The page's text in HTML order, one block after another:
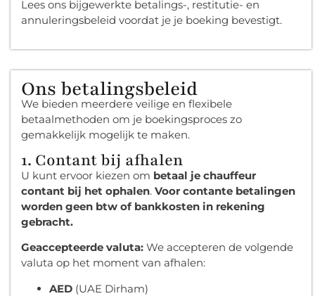
Lees ons bijgewerkte betalings-, restitutie- en
annuleringsbeleid voordat je je boeking bevestigt.
Ons betalingsbeleid
We bieden meerdere veilige en flexibele
betaalmethoden om je boekingsproces zo
gemakkelijk mogelijk te maken.
1. Contant bij afhalen
U kunt ervoor kiezen om betaal je chauffeur
contant bij het ophalen. Voor contante betalingen
worden geen btw of bankkosten in rekening
gebracht.
Geaccepteerde valuta: We accepteren de volgende
valuta op het moment van afhalen:
AED (UAE Dirham)